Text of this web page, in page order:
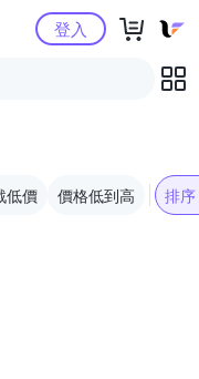
物中心登入
低價 價格低到高 排序